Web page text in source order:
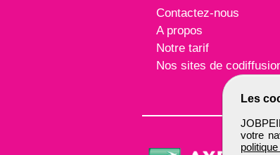
Les
votre
Contactez-nous
A propos
Notre tarif
Nos sites de